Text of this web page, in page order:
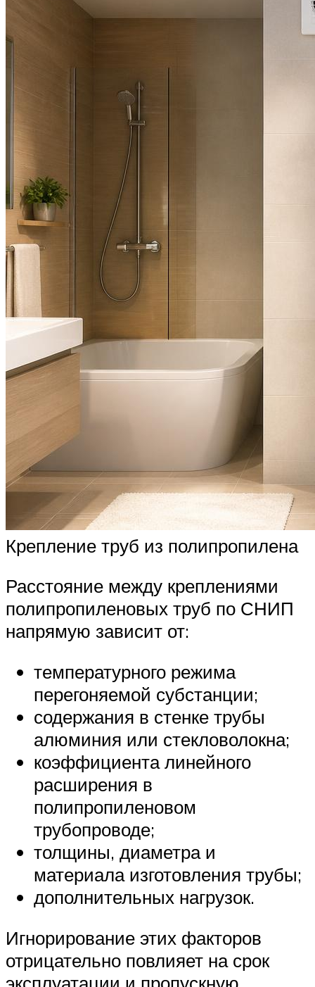
Крепление труб из полипропилена
Расстояние между креплениями
полипропиленовых труб по СНИП
напрямую зависит от:
температурного режима
перегоняемой субстанции;
содержания в стенке трубы
алюминия или стекловолокна;
коэффициента линейного
расширения в
полипропиленовом
трубопроводе;
толщины, диаметра и
материала изготовления трубы;
дополнительных нагрузок.
Игнорирование этих факторов
отрицательно повлияет на срок